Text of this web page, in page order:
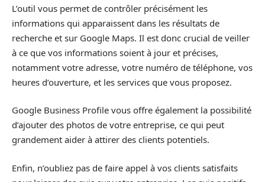
L’outil vous permet de contrôler précisément les
informations qui apparaissent dans les résultats de
recherche et sur Google Maps. Il est donc crucial de veiller
à ce que vos informations soient à jour et précises,
notamment votre adresse, votre numéro de téléphone, vos
heures d’ouverture, et les services que vous proposez.
Google Business Profile vous offre également la possibilité
d’ajouter des photos de votre entreprise, ce qui peut
grandement aider à attirer des clients potentiels.
Enfin, n’oubliez pas de faire appel à vos clients satisfaits